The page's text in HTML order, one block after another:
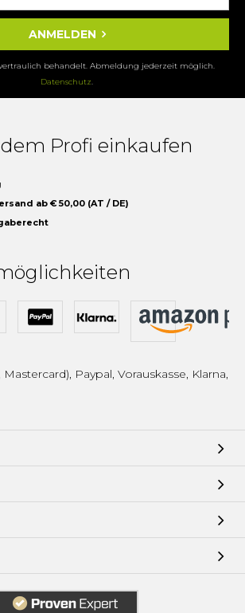
ANMELDEN
behandelt. Abmeldung jederzeit möglich.
Datenschutz.
Profi einkaufen
ab € 50,00 (AT / DE)
Paypal, Vorauskasse, Klarna,